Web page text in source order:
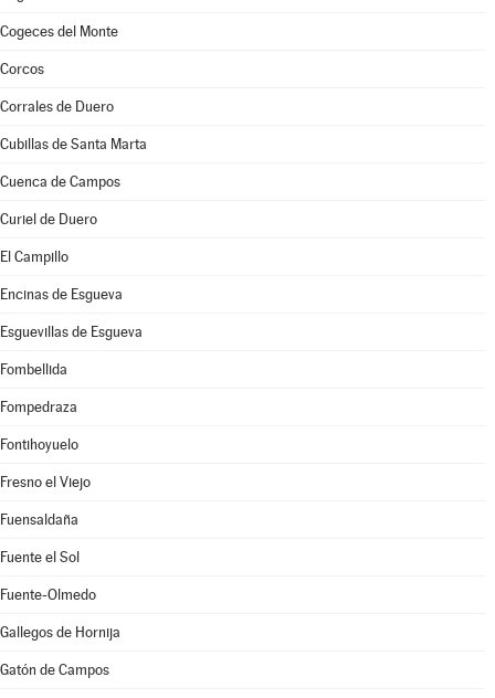
Cogeces del Monte
Corcos
Corrales de Duero
Cubillas de Santa Marta
Cuenca de Campos
Curiel de Duero
El Campillo
Encinas de Esgueva
Esguevillas de Esgueva
Fombellida
Fompedraza
Fontihoyuelo
Fresno el Viejo
Fuensaldaña
Fuente el Sol
Fuente-Olmedo
Gallegos de Hornija
Gatón de Campos